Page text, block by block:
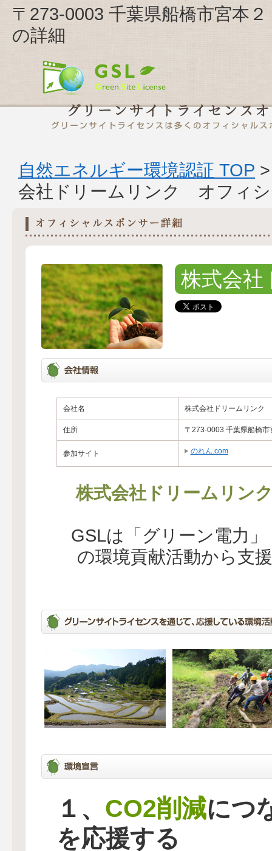
〒273-0003 千葉県船橋市宮本
の詳細
自然エネルギー環境認証 TOP
会社ドリームリンク オフィ
株式会社
会社名 株式会社ドリームリンク
住所 〒273-0003 千葉県船橋市
参加サイト のれん.com
株式会社ドリームリン
GSLは「グリーン電力
の環境貢献活動から支
１、 CO2削減につ
を応援する